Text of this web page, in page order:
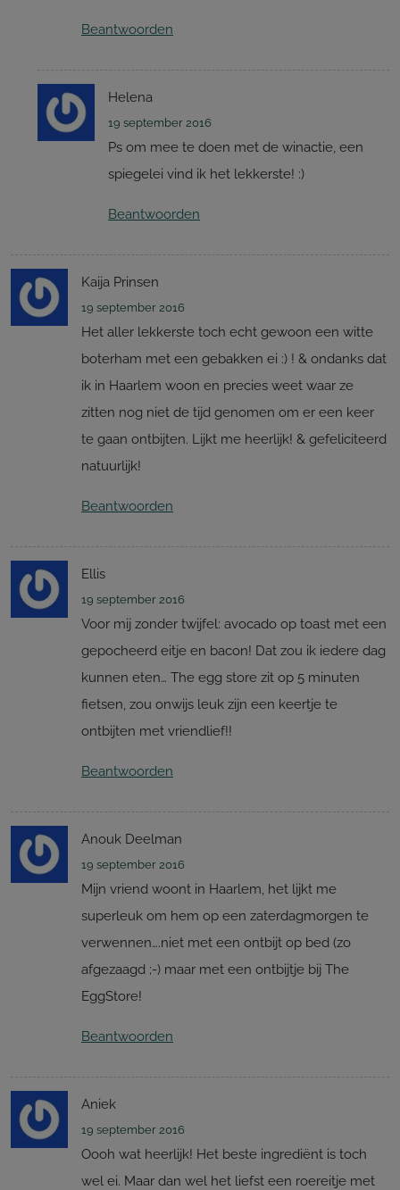
Beantwoorden
Helena
19 september 2016
Ps om mee te doen met de winactie, een
spiegelei vind ik het lekkerste! :)
Beantwoorden
Kaija Prinsen
19 september 2016
Het aller lekkerste toch echt gewoon een witte
boterham met een gebakken ei :) ! & ondanks dat
ik in Haarlem woon en precies weet waar ze
zitten nog niet de tijd genomen om er een keer
te gaan ontbijten. Lijkt me heerlijk! & gefeliciteerd
natuurlijk!
Beantwoorden
Ellis
19 september 2016
Voor mij zonder twijfel: avocado op toast met een
gepocheerd eitje en bacon! Dat zou ik iedere dag
kunnen eten… The egg store zit op 5 minuten
fietsen, zou onwijs leuk zijn een keertje te
ontbijten met vriendlief!!
Beantwoorden
Anouk Deelman
19 september 2016
Mijn vriend woont in Haarlem, het lijkt me
superleuk om hem op een zaterdagmorgen te
verwennen….niet met een ontbijt op bed (zo
afgezaagd ;-) maar met een ontbijtje bij The
EggStore!
Beantwoorden
Aniek
19 september 2016
Oooh wat heerlijk! Het beste ingrediënt is toch
wel ei. Maar dan wel het liefst een roereitje met